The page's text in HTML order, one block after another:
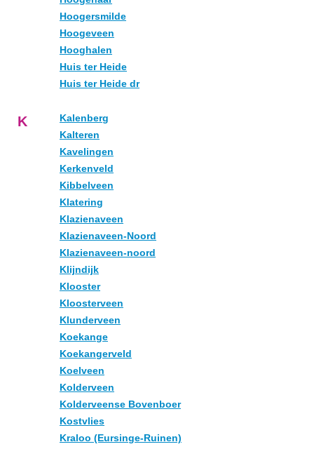
Hoogersmilde
Hoogeveen
Hooghalen
Huis ter Heide
Huis ter Heide dr
K
Kalenberg
Kalteren
Kavelingen
Kerkenveld
Kibbelveen
Klatering
Klazienaveen
Klazienaveen-Noord
Klazienaveen-noord
Klijndijk
Klooster
Kloosterveen
Klunderveen
Koekange
Koekangerveld
Koelveen
Kolderveen
Kolderveense Bovenboer
Kostvlies
Kraloo (Eursinge-Ruinen)